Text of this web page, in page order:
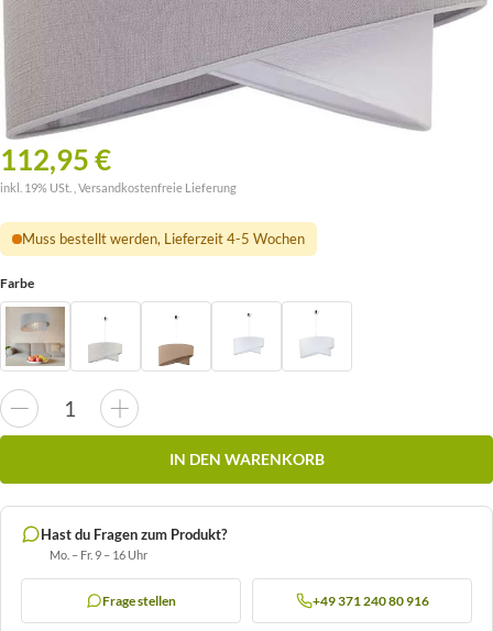
112,95 €
inkl. 19% USt. , Versandkostenfreie Lieferung
Muss bestellt werden, Lieferzeit 4-5 Wochen
Farbe
IN DEN WARENKORB
Hast du Fragen zum Produkt?
Mo. – Fr. 9 – 16 Uhr
Frage stellen +49 371 240 80 916